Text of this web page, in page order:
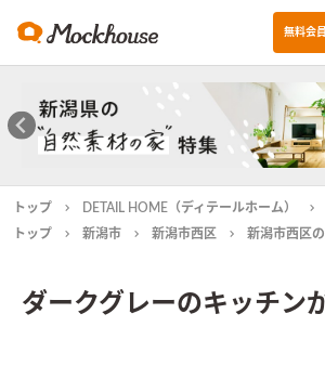
無料会
トップ DETAIL HOME（ディテールホーム）
トップ
新潟市 新潟市西区 新潟市西区
ダークグレーのキッチン